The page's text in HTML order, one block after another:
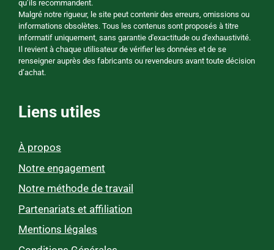
qu’ils recommandent.
Malgré notre rigueur, le site peut contenir des erreurs, omissions ou
informations obsolètes. Tous les contenus sont proposés à titre
informatif uniquement, sans garantie d'exactitude ou d'exhaustivité.
Il revient à chaque utilisateur de vérifier les données et de se
renseigner auprès des fabricants ou revendeurs avant toute décision
d’achat.
Liens utiles
À propos
Notre engagement
Notre méthode de travail
Partenariats et affiliation
Mentions légales